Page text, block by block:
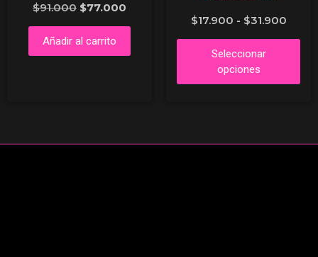
$91.000 $77.000
Añadir al carrito
$17.900 - $31.900
Seleccionar
opciones